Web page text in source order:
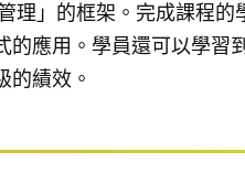
理」的框架。完成課程的
應用。學員還可以學習
的績效。